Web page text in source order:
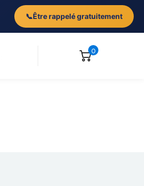
📞Être rappelé gratuitement
0